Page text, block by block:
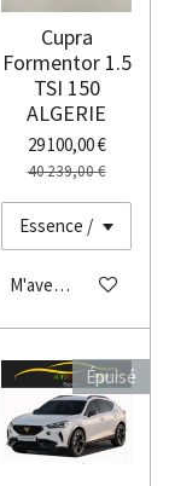
Cupra
Formentor 1.5
TSI 150
ALGERIE
29 100,00 €
40 239,00 €
M'avertir si
Épuisé